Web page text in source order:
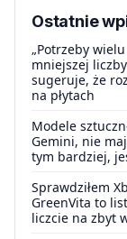
Ostatnie
„Potrzeby
mniejszej
sugeruje, że
na płytach
Modele
Gemini, nie
tym bardziej,
Sprawdziłem
GreenVita to
liczcie na zbyt